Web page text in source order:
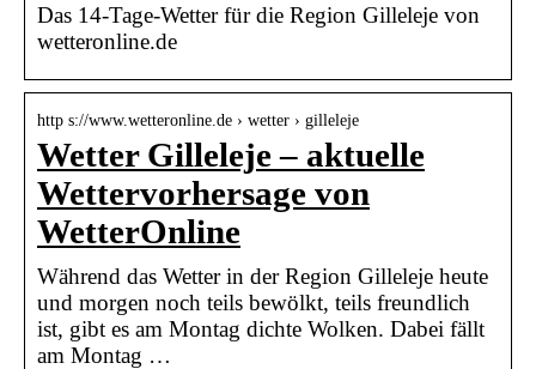
Das 14-Tage-Wetter für die Region Gilleleje von
wetteronline.de
http s://www.wetteronline.de › wetter › gilleleje
Wetter Gilleleje – aktuelle
Wettervorhersage von
WetterOnline
Während das Wetter in der Region Gilleleje heute
und morgen noch teils bewölkt, teils freundlich
ist, gibt es am Montag dichte Wolken. Dabei fällt
am Montag …